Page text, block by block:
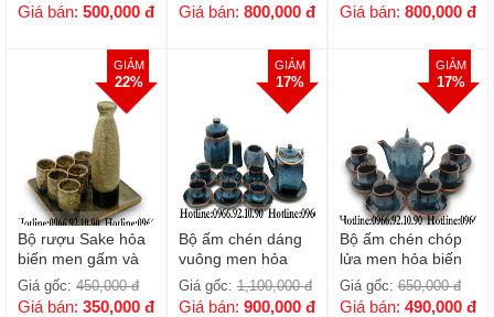
Giá bán: 500,000 đ Giá bán: 800,000 đ Giá bán: 800,000 đ
GIẢM
22%
Bộ rượu Sake hỏa
biến men gấm và
hỏa biến men xanh
Giá gốc: 450,000 đ
Giá bán: 350,000 đ
GIẢM
17%
Bộ ấm chén dáng
vuông men hỏa
biến xanh - Đầy đủ
phụ kiện
Giá gốc:1,100,000 đ
Giá bán: 900,000 đ
GIẢM
17%
Bộ ấm chén chóp
lửa men hỏa biến
xanh
Giá gốc:650,000 đ
Giá bán: 490,000 đ